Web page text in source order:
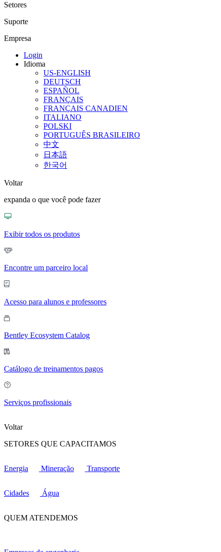
Setores
Suporte
Empresa
Login
Idioma
US-ENGLISH
DEUTSCH
ESPAÑOL
FRANÇAIS
FRANÇAIS CANADIEN
ITALIANO
POLSKI
PORTUGUÊS BRASILEIRO
中文
日本語
한국어
Voltar
expanda o que você pode fazer
Exibir todos os produtos
Encontre um parceiro local
Acesso para alunos e professores
Bentley Ecosystem Catalog
Catálogo de treinamentos pagos
Serviços profissionais
Voltar
SETORES QUE CAPACITAMOS
Energia Mineração Transporte
Cidades Água
QUEM ATENDEMOS